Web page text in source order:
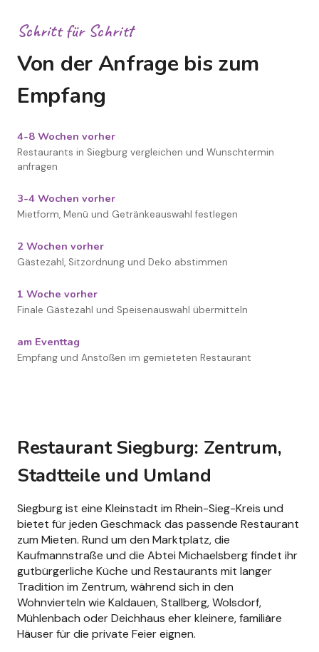
Schritt für Schritt
Von der Anfrage bis zum
Empfang
4-8 Wochen vorher
Restaurants in Siegburg vergleichen und Wunschtermin
anfragen
3-4 Wochen vorher
Mietform, Menü und Getränkeauswahl festlegen
2 Wochen vorher
Gästezahl, Sitzordnung und Deko abstimmen
1 Woche vorher
Finale Gästezahl und Speisenauswahl übermitteln
am Eventtag
Empfang und Anstoßen im gemieteten Restaurant
Restaurant Siegburg: Zentrum,
Stadtteile und Umland
Siegburg ist eine Kleinstadt im Rhein-Sieg-Kreis und
bietet für jeden Geschmack das passende Restaurant
zum Mieten. Rund um den Marktplatz, die
Kaufmannstraße und die Abtei Michaelsberg findet ihr
gutbürgerliche Küche und Restaurants mit langer
Tradition im Zentrum, während sich in den
Wohnvierteln wie Kaldauen, Stallberg, Wolsdorf,
Mühlenbach oder Deichhaus eher kleinere, familiäre
Häuser für die private Feier eignen.